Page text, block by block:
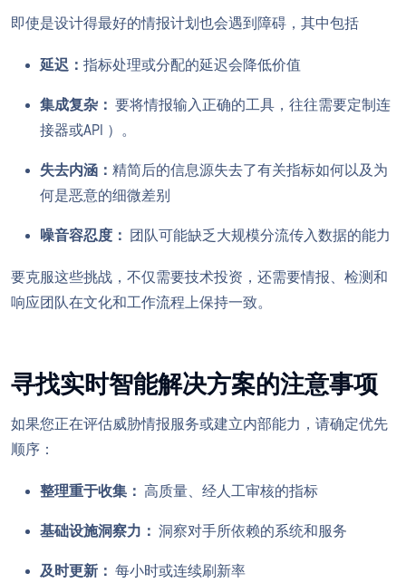
即使是设计得最好的情报计划也会遇到障碍，其中包括
延迟： 指标处理或分配的延迟会降低价值
集成复杂： 要将情报输入正确的工具，往往需要定制连
接器或API ）。
失去内涵： 精简后的信息源失去了有关指标如何以及为
何是恶意的细微差别
噪音容忍度： 团队可能缺乏大规模分流传入数据的能力
要克服这些挑战，不仅需要技术投资，还需要情报、检测和
响应团队在文化和工作流程上保持一致。
寻找实时智能解决方案的注意事项
如果您正在评估威胁情报服务或建立内部能力，请确定优先
顺序：
整理重于收集： 高质量、经人工审核的指标
基础设施洞察力： 洞察对手所依赖的系统和服务
及时更新： 每小时或连续刷新率